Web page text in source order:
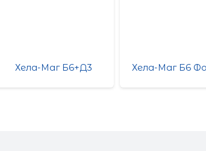
Хела-Маг Б6+Д3 Хела-Маг Б6